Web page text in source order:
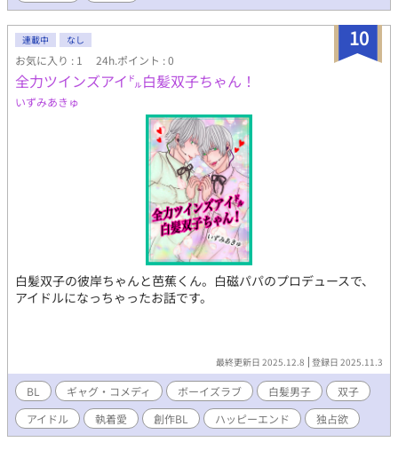
10
連載中 なし
お気に入り : 1 24h.ポイント : 0
全力ツインズアイ㌦白髪双子ちゃん！
いずみあきゅ
白髪双子の彼岸ちゃんと芭蕉くん。白磁パパのプロデュースで、
アイドルになっちゃったお話です。
最終更新日 2025.12.8 登録日 2025.11.3
BL ギャグ・コメディ ボーイズラブ 白髪男子
双子
アイドル
執着愛 創作BL ハッピーエンド 独占欲